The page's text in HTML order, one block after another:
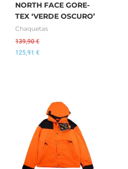
NORTH FACE GORE-
TEX ‘VERDE OSCURO’
Chaquetas
139,90€
125,91 €